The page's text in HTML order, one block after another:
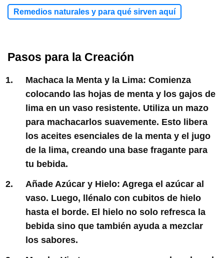
Remedios naturales y para qué sirven aquí
Pasos para la Creación
Machaca la Menta y la Lima: Comienza
colocando las hojas de menta y los gajos de
lima en un vaso resistente. Utiliza un mazo
para machacarlos suavemente. Esto libera
los aceites esenciales de la menta y el jugo
de la lima, creando una base fragante para
tu bebida.
Añade Azúcar y Hielo: Agrega el azúcar al
vaso. Luego, llénalo con cubitos de hielo
hasta el borde. El hielo no solo refresca la
bebida sino que también ayuda a mezclar
los sabores.